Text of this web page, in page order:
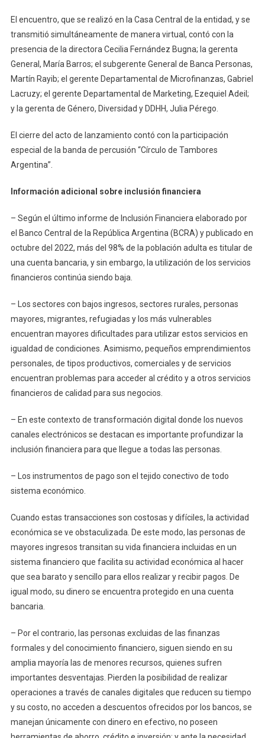
El encuentro, que se realizó en la Casa Central de la entidad, y se
transmitió simultáneamente de manera virtual, contó con la
presencia de la directora Cecilia Fernández Bugna; la gerenta
General, María Barros; el subgerente General de Banca Personas,
Martín Rayib; el gerente Departamental de Microfinanzas, Gabriel
Lacruzy; el gerente Departamental de Marketing, Ezequiel Adeil;
y la gerenta de Género, Diversidad y DDHH, Julia Pérego.
El cierre del acto de lanzamiento contó con la participación
especial de la banda de percusión “Círculo de Tambores
Argentina”.
Información adicional sobre inclusión financiera
– Según el último informe de Inclusión Financiera elaborado por
el Banco Central de la República Argentina (BCRA) y publicado en
octubre del 2022, más del 98% de la población adulta es titular de
una cuenta bancaria, y sin embargo, la utilización de los servicios
financieros continúa siendo baja.
– Los sectores con bajos ingresos, sectores rurales, personas
mayores, migrantes, refugiadas y los más vulnerables
encuentran mayores dificultades para utilizar estos servicios en
igualdad de condiciones. Asimismo, pequeños emprendimientos
personales, de tipos productivos, comerciales y de servicios
encuentran problemas para acceder al crédito y a otros servicios
financieros de calidad para sus negocios.
– En este contexto de transformación digital donde los nuevos
canales electrónicos se destacan es importante profundizar la
inclusión financiera para que llegue a todas las personas.
– Los instrumentos de pago son el tejido conectivo de todo
sistema económico.
Cuando estas transacciones son costosas y difíciles, la actividad
económica se ve obstaculizada. De este modo, las personas de
mayores ingresos transitan su vida financiera incluidas en un
sistema financiero que facilita su actividad económica al hacer
que sea barato y sencillo para ellos realizar y recibir pagos. De
igual modo, su dinero se encuentra protegido en una cuenta
bancaria.
– Por el contrario, las personas excluidas de las finanzas
formales y del conocimiento financiero, siguen siendo en su
amplia mayoría las de menores recursos, quienes sufren
importantes desventajas. Pierden la posibilidad de realizar
operaciones a través de canales digitales que reducen su tiempo
y su costo, no acceden a descuentos ofrecidos por los bancos, se
manejan únicamente con dinero en efectivo, no poseen